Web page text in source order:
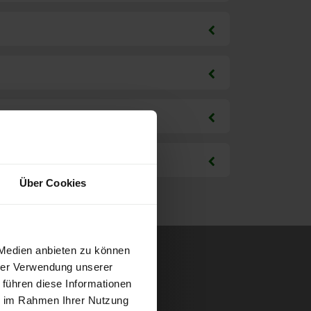
Über Cookies
anbieten zu können
Verwendung unserer
diese Informationen
Rahmen Ihrer Nutzung